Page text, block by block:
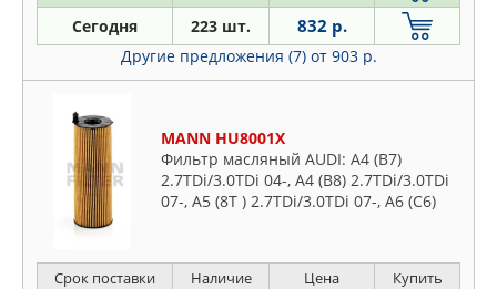
Сегодня 223 шт. 832 р.
Другие предложения (7) от 903 р.
MANN HU8001X
Фильтр масляный AUDI: A4 (B7)
2.7TDi/3.0TDi 04-, A4 (B8) 2.7TDi/3.0TDi
07-, A5 (8T ) 2.7TDi/3.0TDi 07-, A6 (C6)
Срок поставки Наличие Цена Купить